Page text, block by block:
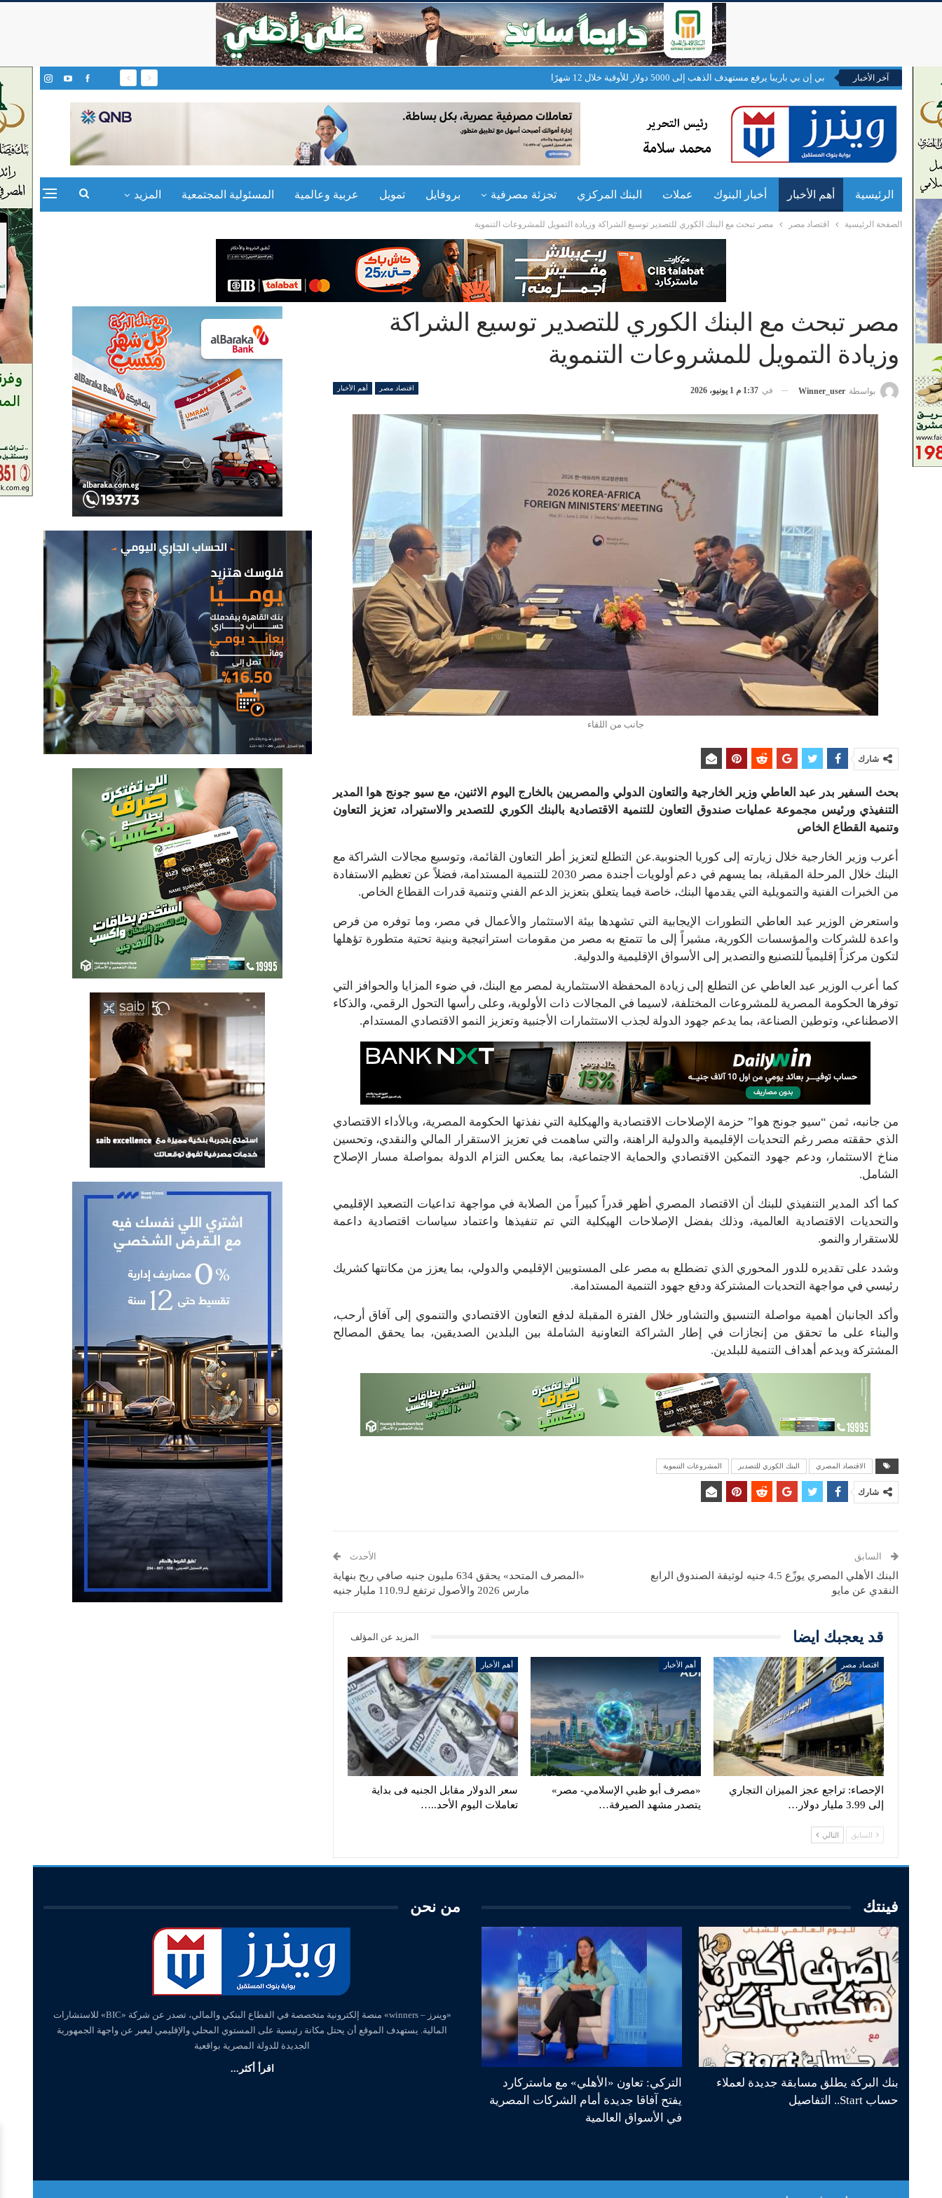
آخر الأخبار بي إن بي باريبا يرفع مستهدف الذهب إلى 5000 دولار للأوقية خلال 12 شهرًا
الرئيسية أهم الأخبار أخبار البنوك عملات البنك المركزي تجزئة مصرفية بروفايل تمويل عربية وعالمية المسئولية المجتمعية المزيد
الصفحة الرئيسية اقتصاد مصر مصر تبحث مع البنك الكوري للتصدير توسيع الشراكة وزيادة التمويل للمشروعات التنموية
مصر تبحث مع البنك الكوري للتصدير توسيع الشراكة
وزيادة التمويل للمشروعات التنموية
اقتصاد مصر أهم الأخبار بواسطة Winner_user في 1:37 م 1 يونيو، 2026
جانب من اللقاء
شارك
بحث السفير بدر عبد العاطي وزير الخارجية والتعاون الدولي والمصريين بالخارج اليوم الاثنين، مع سيو جونج هوا المدير
التنفيذي ورئيس مجموعة عمليات صندوق التعاون للتنمية الاقتصادية بالبنك الكوري للتصدير والاستيراد، تعزيز التعاون
وتنمية القطاع الخاص
أعرب وزير الخارجية خلال زيارته إلى كوريا الجنوبية.عن التطلع لتعزيز أطر التعاون القائمة، وتوسيع مجالات الشراكة مع
البنك خلال المرحلة المقبلة، بما يسهم في دعم أولويات أجندة مصر 2030 للتنمية المستدامة، فضلاً عن تعظيم الاستفادة
من الخبرات الفنية والتمويلية التي يقدمها البنك، خاصة فيما يتعلق بتعزيز الدعم الفني وتنمية قدرات القطاع الخاص.
واستعرض الوزير عبد العاطي التطورات الإيجابية التي تشهدها بيئة الاستثمار والأعمال في مصر، وما توفره من فرص
واعدة للشركات والمؤسسات الكورية، مشيراً إلى ما تتمتع به مصر من مقومات استراتيجية وبنية تحتية متطورة تؤهلها
لتكون مركزاً إقليمياً للتصنيع والتصدير إلى الأسواق الإقليمية والدولية.
كما أعرب الوزير عبد العاطي عن التطلع إلى زيادة المحفظة الاستثمارية لمصر مع البنك، في ضوء المزايا والحوافز التي
توفرها الحكومة المصرية للمشروعات المختلفة، لاسيما في المجالات ذات الأولوية، وعلى رأسها التحول الرقمي، والذكاء
الاصطناعي، وتوطين الصناعة، بما يدعم جهود الدولة لجذب الاستثمارات الأجنبية وتعزيز النمو الاقتصادي المستدام.
من جانبه، ثمن “سيو جونج هوا” حزمة الإصلاحات الاقتصادية والهيكلية التي نفذتها الحكومة المصرية، وبالأداء الاقتصادي
الذي حققته مصر رغم التحديات الإقليمية والدولية الراهنة، والتي ساهمت في تعزيز الاستقرار المالي والنقدي، وتحسين
مناخ الاستثمار، ودعم جهود التمكين الاقتصادي والحماية الاجتماعية، بما يعكس التزام الدولة بمواصلة مسار الإصلاح
الشامل.
كما أكد المدير التنفيذي للبنك أن الاقتصاد المصري أظهر قدراً كبيراً من الصلابة في مواجهة تداعيات التصعيد الإقليمي
والتحديات الاقتصادية العالمية، وذلك بفضل الإصلاحات الهيكلية التي تم تنفيذها واعتماد سياسات اقتصادية داعمة
للاستقرار والنمو.
وشدد على تقديره للدور المحوري الذي تضطلع به مصر على المستويين الإقليمي والدولي، بما يعزز من مكانتها كشريك
رئيسي في مواجهة التحديات المشتركة ودفع جهود التنمية المستدامة.
وأكد الجانبان أهمية مواصلة التنسيق والتشاور خلال الفترة المقبلة لدفع التعاون الاقتصادي والتنموي إلى آفاق أرحب،
والبناء على ما تحقق من إنجازات في إطار الشراكة التعاونية الشاملة بين البلدين الصديقين، بما يحقق المصالح
المشتركة ويدعم أهداف التنمية للبلدين.
الاقتصاد المصري البنك الكوري للتصدير المشروعات التنموية
شارك
السابق
البنك الأهلي المصري يوزّع 4.5 جنيه لوثيقة الصندوق الرابع
النقدي عن مايو
الأحدث
«المصرف المتحد» يحقق 634 مليون جنيه صافي ربح بنهاية
مارس 2026 والأصول ترتفع لـ110.9 مليار جنيه
قد يعجبك ايضا المزيد عن المؤلف
اقتصاد مصر
الإحصاء: تراجع عجز الميزان التجاري
إلى 3.99 مليار دولار…
أهم الأخبار
«مصرف أبو ظبي الإسلامي- مصر»
يتصدر مشهد الصيرفة…
أهم الأخبار
سعر الدولار مقابل الجنيه فى بداية
تعاملات اليوم الأحد..…
السابق التالي
فينتك
بنك البركة يطلق مسابقة جديدة لعملاء
حساب Start.. التفاصيل
التركي: تعاون «الأهلي» مع ماستركارد
يفتح آفاقا جديدة أمام الشركات المصرية
في الأسواق العالمية
من نحن
«وينرز – winners» منصة إلكترونية متخصصة في القطاع البنكي والمالي، تصدر عن شركة «BIC» للاستشارات
المالية. يستهدف الموقع أن يحتل مكانة رئيسية على المستوي المحلي والإقليمي ليعبر عن واجهة الجمهورية
الجديدة للدولة المصرية بواقعية
اقرأ أكثر...